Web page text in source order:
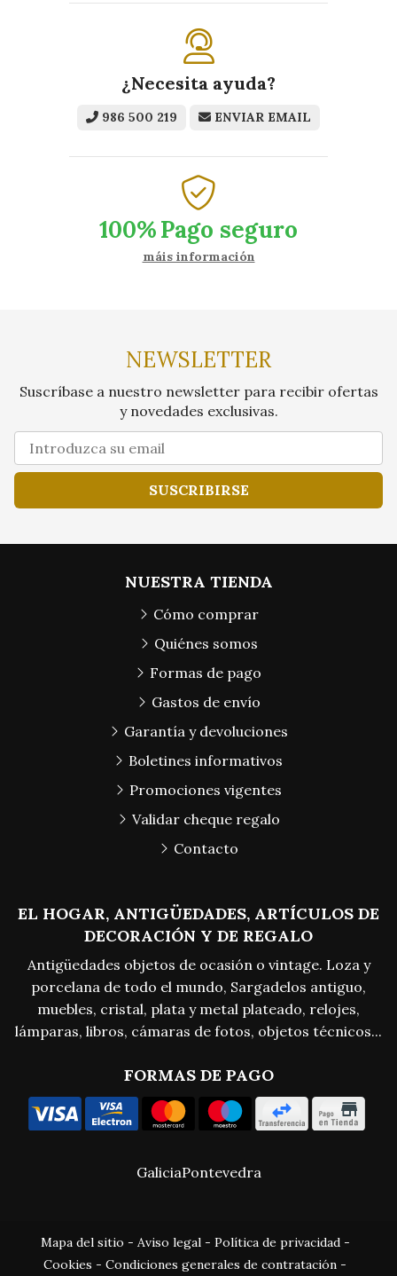
¿Necesita ayuda?
986 500 219 ENVIAR EMAIL
100%Pago seguro
máis información
NEWSLETTER
Suscríbase a nuestro newsletter para recibir ofertas
y novedades exclusivas.
SUSCRIBIRSE
EL HOGAR, ANTIGÜEDADES, ARTÍCULOS DE
DECORACIÓN Y DE REGALO
Antigüedades objetos de ocasión o vintage. Loza y
porcelana de todo el mundo, Sargadelos antiguo,
muebles, cristal, plata y metal plateado, relojes,
lámparas, libros, cámaras de fotos, objetos técnicos...
FORMAS DE PAGO
NUESTRA TIENDA
Cómo comprar
Quiénes somos
Formas de pago
Gastos de envío
Garantía y devoluciones
Boletines informativos
Promociones vigentes
Validar cheque regalo
Contacto
GaliciaPontevedra
Mapa del sitio - Aviso legal- Política de privacidad-
Cookies - Condiciones generales de contratación -